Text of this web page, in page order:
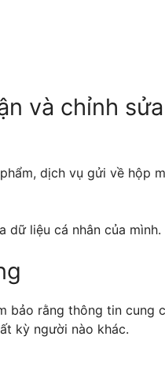
và chỉnh
dịch vụ gửi về hộp
dữ liệu cá nhân của mình.
bảo rằng thông tin cung
kỳ người nào khác.